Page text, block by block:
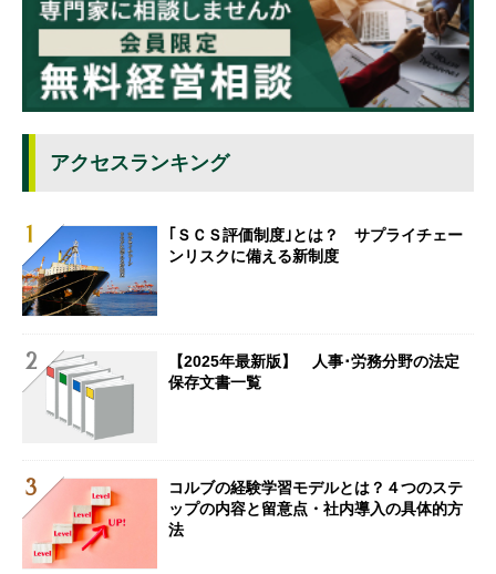
アクセスランキング
｢ＳＣＳ評価制度｣とは？ サプライチェー
ンリスクに備える新制度
【2025年最新版】 人事･労務分野の法定
保存文書一覧
コルブの経験学習モデルとは？４つのステ
ップの内容と留意点・社内導入の具体的方
法